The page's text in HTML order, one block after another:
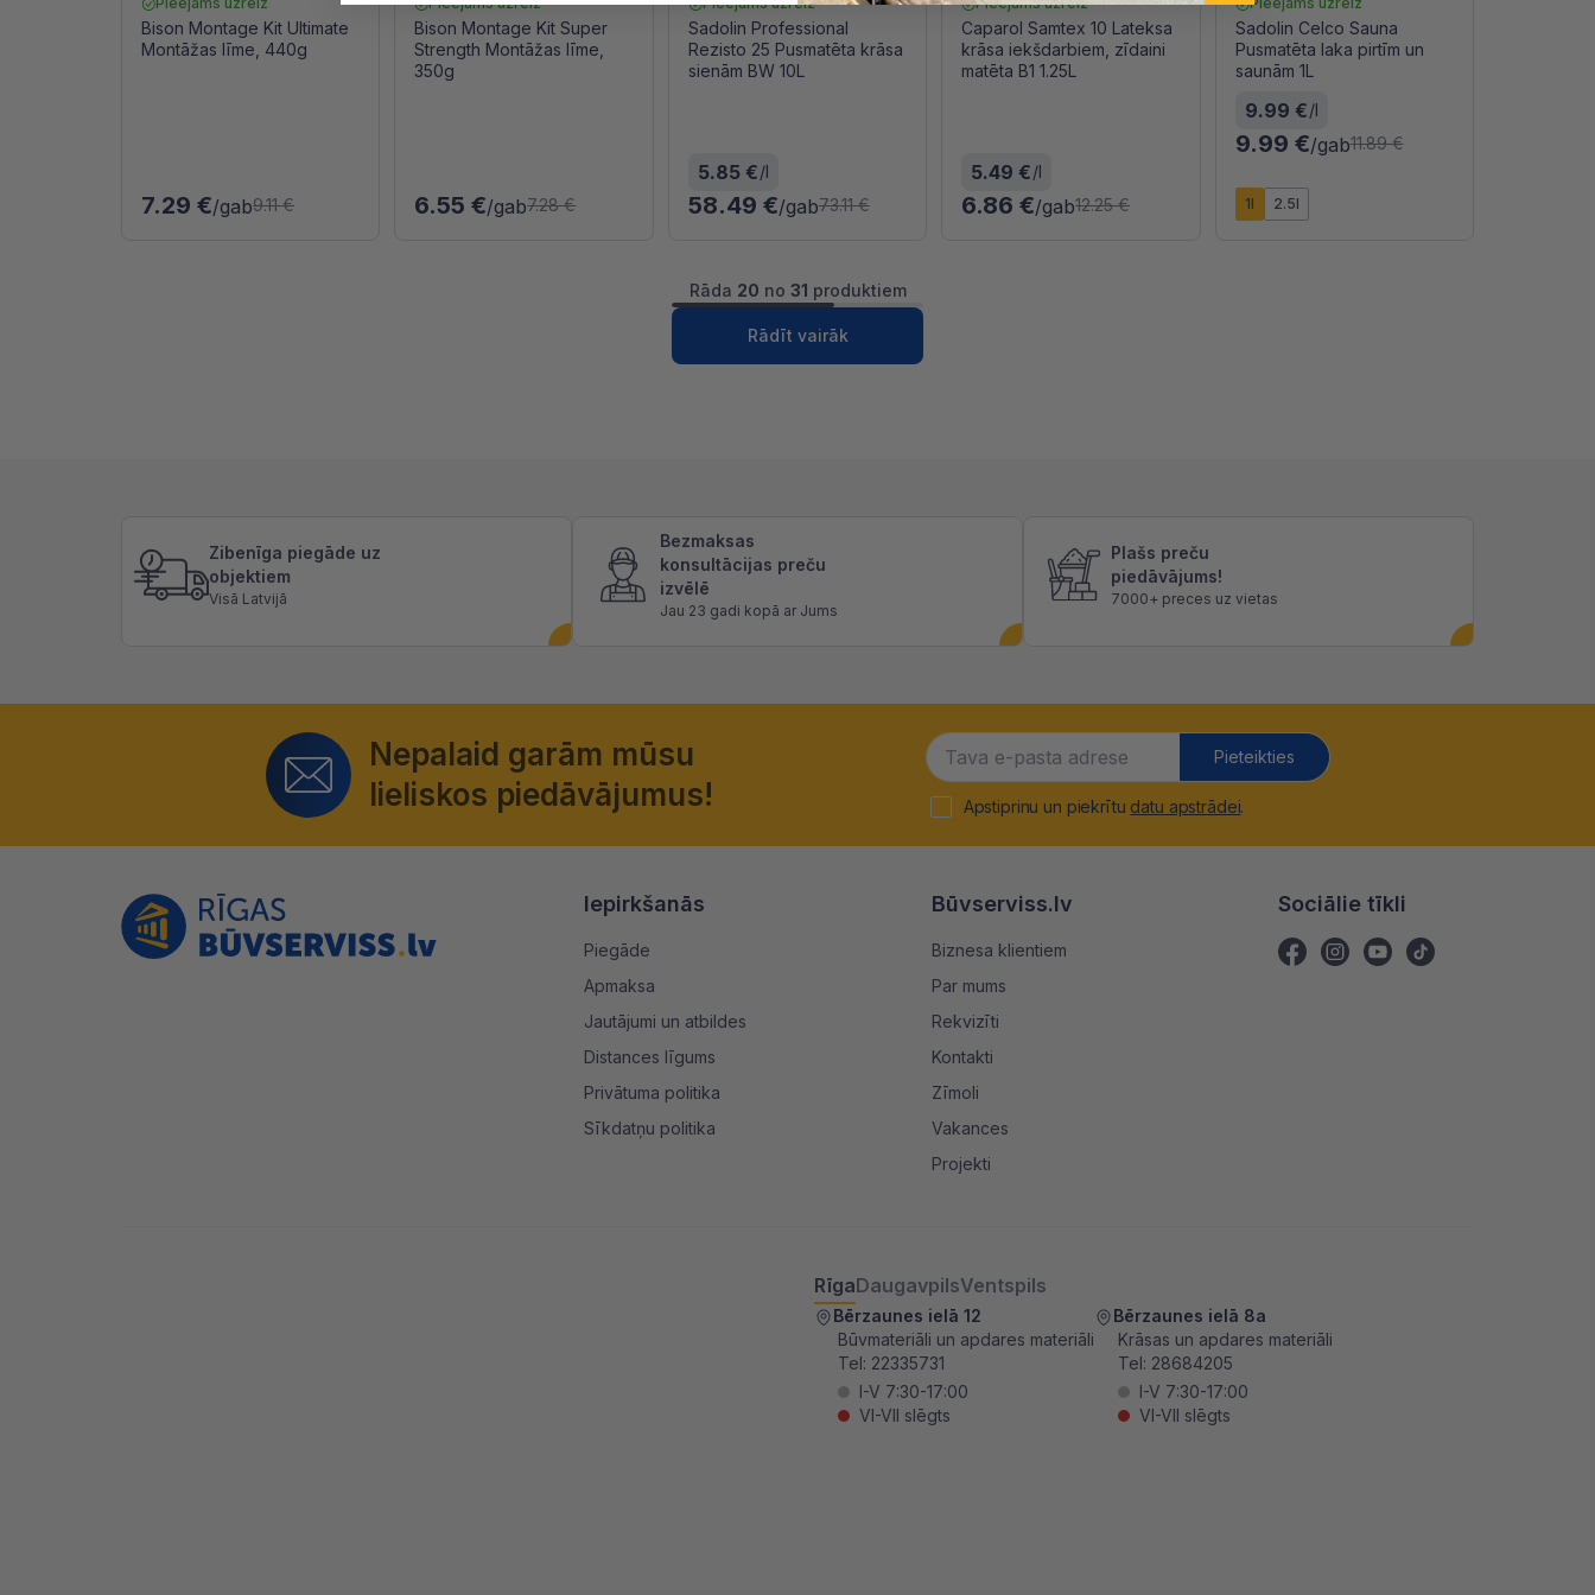
Bison Montage Kit Ultimate
Montāžas līme, 440g
7.29 €/gab9.11 €
Bison Montage Kit Super
Strength Montāžas līme,
350g
6.55 €/gab7.28 €
Sadolin Professional
Rezisto 25 Pusmatēta krāsa
sienām BW 10L
5.85 €/l
58.49 €/gab73.11 €
Caparol Samtex 10 Lateksa
krāsa iekšdarbiem, zīdaini
matēta B1 1.25L
5.49 €/l
6.86 €/gab12.25 €
Sadolin Celco Sauna
Pusmatēta laka pirtīm un
saunām 1L
9.99 €/l
9.99 €/gab11.89 €
1l 2.5l
Rāda 20 no 31 produktiem
Rādīt vairāk
1 2 Nākošā
Zibenīga piegāde uz
objektiem
Visā Latvijā
Bezmaksas
konsultācijas preču
izvēlē
Jau 23 gadi kopā ar Jums
Plašs preču
piedāvājums!
7000+ preces uz vietas
Nepalaid garām mūsu
lieliskos piedāvājumus!
Pieteikties
Apstiprinu un piekrītu datu apstrādei.
Iepirkšanās
Piegāde
Apmaksa
Jautājumi un atbildes
Distances līgums
Privātuma politika
Sīkdatņu politika
Būvserviss.lv
Biznesa klientiem
Par mums
Rekvizīti
Kontakti
Zīmoli
Vakances
Projekti
Sociālie tīkli
RīgaDaugavpilsVentspils
Bērzaunes ielā 12
Būvmateriāli un apdares materiāli
Tel: 22335731
I-V 7:30-17:00
VI-VII slēgts
Bērzaunes ielā 8a
Krāsas un apdares materiāli
Tel: 28684205
I-V 7:30-17:00
VI-VII slēgts